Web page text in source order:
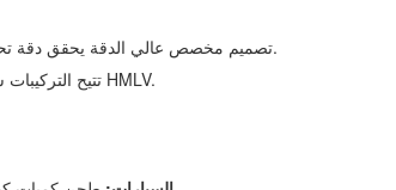
• تصميم مخصص عالي الدقة يحقق دقة تحديد المواقع المتكررة بمقدار ±0.02 مم، وهو مثالي لتلميع الألومنيوم عالي اللمعان.
• تتيح التركيبات سريعة التغيير إمكانية تغيير النموذج في غضون ≤15 دقيقة للتكيف السلس مع إنتاج HMLV.